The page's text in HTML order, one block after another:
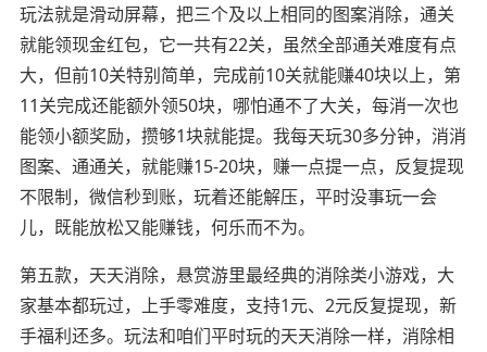
玩法就是滑动屏幕，把三个及以上相同的图案消除，通关
就能领现金红包，它一共有22关，虽然全部通关难度有点
大，但前10关特别简单，完成前10关就能赚40块以上，第
11关完成还能额外领50块，哪怕通不了大关，每消一次也
能领小额奖励，攒够1块就能提。我每天玩30多分钟，消消
图案、通通关，就能赚15-20块，赚一点提一点，反复提现
不限制，微信秒到账，玩着还能解压，平时没事玩一会
儿，既能放松又能赚钱，何乐而不为。
第五款，天天消除，悬赏游里最经典的消除类小游戏，大
家基本都玩过，上手零难度，支持1元、2元反复提现，新
手福利还多。玩法和咱们平时玩的天天消除一样，消除相